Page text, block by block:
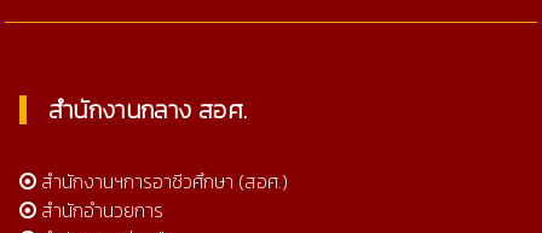
สำนักงานกลาง สอศ.
สำนักงานฯการอาชีวศึกษา (สอศ.)
สำนักอำนวยการ